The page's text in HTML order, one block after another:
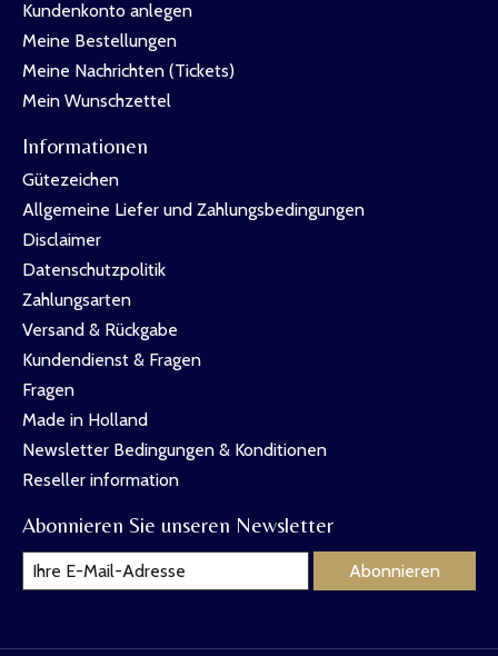
Kundenkonto anlegen
Meine Bestellungen
Meine Nachrichten (Tickets)
Mein Wunschzettel
Informationen
Gütezeichen
Allgemeine Liefer und Zahlungsbedingungen
Disclaimer
Datenschutzpolitik
Zahlungsarten
Versand & Rückgabe
Kundendienst & Fragen
Fragen
Made in Holland
Newsletter Bedingungen & Konditionen
Reseller information
Abonnieren Sie unseren Newsletter
Abonnieren